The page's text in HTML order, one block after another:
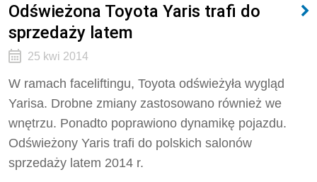
Odświeżona Toyota Yaris trafi do
sprzedaży latem
25 kwi 2014
W ramach faceliftingu, Toyota odświeżyła wygląd
Yarisa. Drobne zmiany zastosowano również we
wnętrzu. Ponadto poprawiono dynamikę pojazdu.
Odświeżony Yaris trafi do polskich salonów
sprzedaży latem 2014 r.